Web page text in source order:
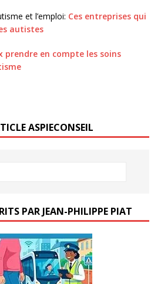
et l’emploi: Ces entreprises qui
autistes
prendre en compte les soins
ASPIECONSEIL
PAR JEAN-PHILIPPE PIAT